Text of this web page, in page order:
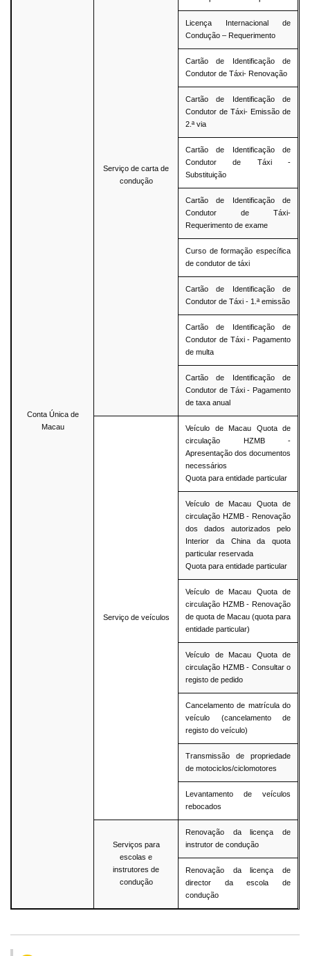
Conta Única de
Macau
Serviço de carta de
condução
Licença Internacional de
Condução – Requerimento
Cartão de Identificação de
Condutor de Táxi- Renovação
Cartão de Identificação de
Condutor de Táxi- Emissão de
2.ª via
Cartão de Identificação de
Condutor de Táxi -
Substituição
Cartão de Identificação de
Condutor de Táxi-
Requerimento de exame
Curso de formação específica
de condutor de táxi
Cartão de Identificação de
Condutor de Táxi - 1.ª emissão
Cartão de Identificação de
Condutor de Táxi - Pagamento
de multa
Cartão de Identificação de
Condutor de Táxi - Pagamento
de taxa anual
Serviço de veículos
Veículo de Macau Quota de
circulação HZMB -
Apresentação dos documentos
necessários
Quota para entidade particular
Veículo de Macau Quota de
circulação HZMB - Renovação
dos dados autorizados pelo
Interior da China da quota
particular reservada
Quota para entidade particular
Veículo de Macau Quota de
circulação HZMB - Renovação
de quota de Macau (quota para
entidade particular)
Veículo de Macau Quota de
circulação HZMB - Consultar o
registo de pedido
Cancelamento de matrícula do
veículo (cancelamento de
registo do veículo)
Transmissão de propriedade
de motociclos/ciclomotores
Levantamento de veículos
rebocados
Serviços para
escolas e
instrutores de
condução
Renovação da licença de
instrutor de condução
Renovação da licença de
director da escola de
condução